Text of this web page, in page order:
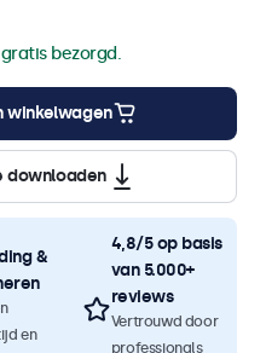
bezorgd.
winkelwagen
downloaden
&
en
4,8/5 op basis
van 5.000+
reviews
Vertrouwd door
professionals